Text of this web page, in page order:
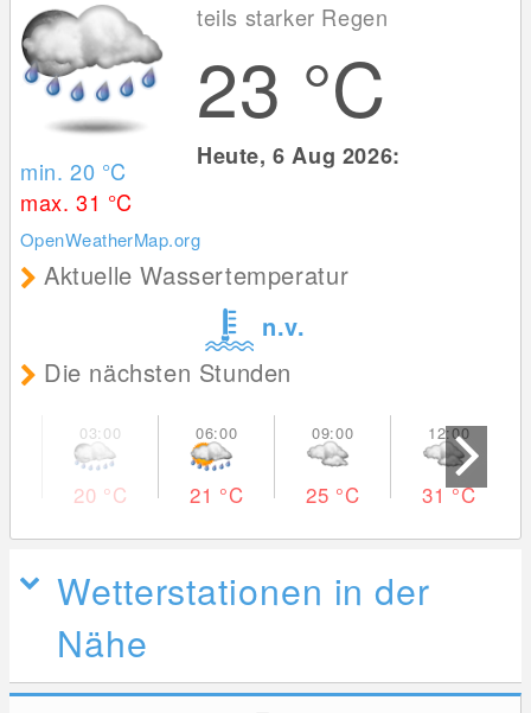
min. 20 °C
max. 31 °C
OpenWeatherMap.org
teils starker Regen
23 °C
Heute, 6 Aug 2026:
Aktuelle Wassertemperatur
n.v.
Die nächsten Stunden
20 °C 21 °C 25 °C 31°C
Wetterstationen in der
Nähe